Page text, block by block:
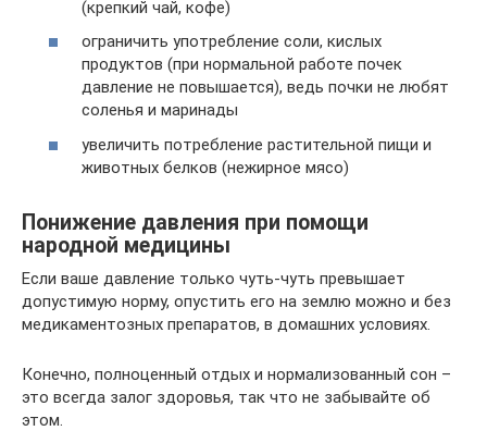
(крепкий чай, кофе)
ограничить употребление соли, кислых
продуктов (при нормальной работе почек
давление не повышается), ведь почки не любят
соленья и маринады
увеличить потребление растительной пищи и
животных белков (нежирное мясо)
Понижение давления при помощи
народной медицины
Если ваше давление только чуть-чуть превышает
допустимую норму, опустить его на землю можно и без
медикаментозных препаратов, в домашних условиях.
Конечно, полноценный отдых и нормализованный сон –
это всегда залог здоровья, так что не забывайте об
этом.